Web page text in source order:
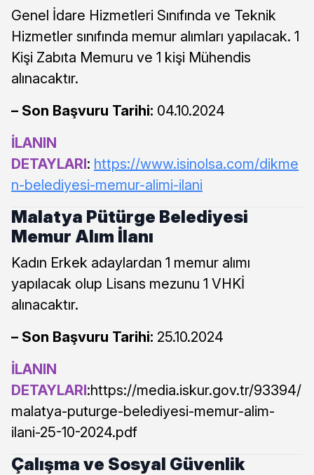
Genel İdare Hizmetleri Sınıfında ve Teknik
Hizmetler sınıfında memur alımları yapılacak. 1
Kişi Zabıta Memuru ve 1 kişi Mühendis
alınacaktır.
– Son Başvuru Tarihi: 04.10.2024
İLANIN
DETAYLARI: https://www.isinolsa.com/dikme
n-belediyesi-memur-alimi-ilani
Malatya Pütürge Belediyesi
Memur Alım İlanı
Kadın Erkek adaylardan 1 memur alımı
yapılacak olup Lisans mezunu 1 VHKİ
alınacaktır.
– Son Başvuru Tarihi: 25.10.2024
İLANIN
DETAYLARI:https://media.iskur.gov.tr/93394/
malatya-puturge-belediyesi-memur-alim-
ilani-25-10-2024.pdf
Çalışma ve Sosyal Güvenlik